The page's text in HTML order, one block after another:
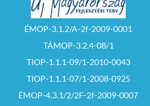
00 óra
15. A pályázat
eredményéről
bontást követő,
Képviselő testületi
döntés
meghozatala után, 5
munkanapon belül,
írásban történik.
ÉMOP-3.1.2/A-2f-2009-0001
TÁMOP-3.2.4-08/1
TIOP-1.1.1-09/1-2010-0043
TIOP-1.1.1-07/1-2008-0925
ÉMOP-4.3.1/2/2F-2f-2009-0007